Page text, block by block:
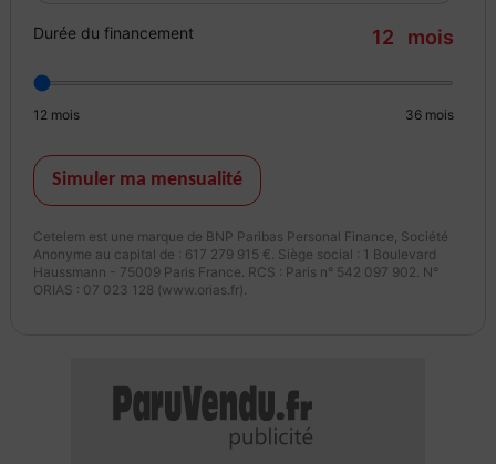
Durée du financement 12 mois
12 mois 36 mois
Simuler ma mensualité
Cetelem est une marque de BNP Paribas Personal Finance, Société
Anonyme au capital de : 617 279 915 €. Siège social : 1 Boulevard
Haussmann - 75009 Paris France. RCS : Paris n° 542 097 902. N°
ORIAS : 07 023 128 (www.orias.fr).